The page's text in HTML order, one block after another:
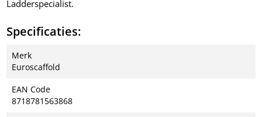
Ladderspecialist.
Specificaties:
Merk
Euroscaffold
EAN Code
8718781563868